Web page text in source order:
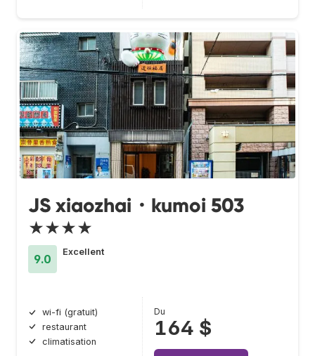
JS xiaozhai・kumoi 503
★★★★
9.0
Excellent
wi-fi (gratuit)
restaurant
climatisation
Du
164 $